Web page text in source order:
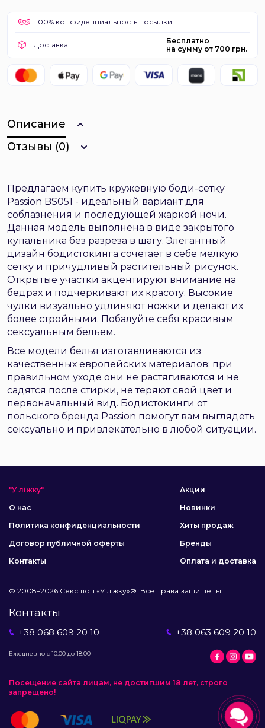
100% конфиденциальность посылки
Доставка
Бесплатно
на сумму от 700 грн.
Описание
Отзывы (0)
Предлагаем купить кружевную боди-сетку
Passion BS051 - идеальный вариант для
соблазнения и последующей жаркой ночи.
Данная модель выполнена в виде закрытого
купальника без разреза в шагу. Элегантный
дизайн бодистокинга сочетает в себе мелкую
сетку и причудливый растительный рисунок.
Открытые участки акцентируют внимание на
бедрах и подчеркивают их красоту. Высокие
чулки визуально удлиняют ножки и делают их
более стройными. Побалуйте себя красивым
сексуальным бельем.
Все модели белья изготавливаются из
качественных европейских материалов: при
правильном уходе они не растягиваются и не
садятся после стирки, не теряют свой цвет и
первоначальный вид. Бодистокинги от
польского бренда Passion помогут вам выглядеть
сексуально и привлекательно в любой ситуации.
"У ліжку"
О нас
Политика конфиденциальности
Договор публичной оферты
Контакты
Акции
Новинки
Хиты продаж
Бренды
Оплата и доставка
© 2008–2026 Сексшоп «У ліжку»®. Все права защищены.
Контакты
+38 068 609 20 10 +38 063 609 20 10
Ежедневно с 10:00 до 18:00
Посещение сайта лицам, не достигшим 18 лет, строго
запрещено!